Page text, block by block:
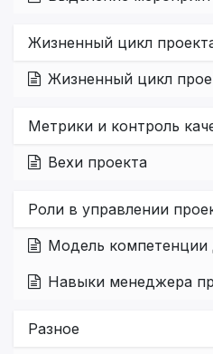
Жизненный цикл
Жизненный цикл
Метрики и контроль
Вехи проекта
Роли в управлении
Навыки менеджера
Разное